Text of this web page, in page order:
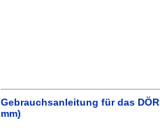
Gebrauchsanleitung für das
mm)